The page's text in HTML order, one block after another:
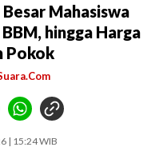
Mahasiswa
hingga Harga
Pokok
| 15:24 WIB